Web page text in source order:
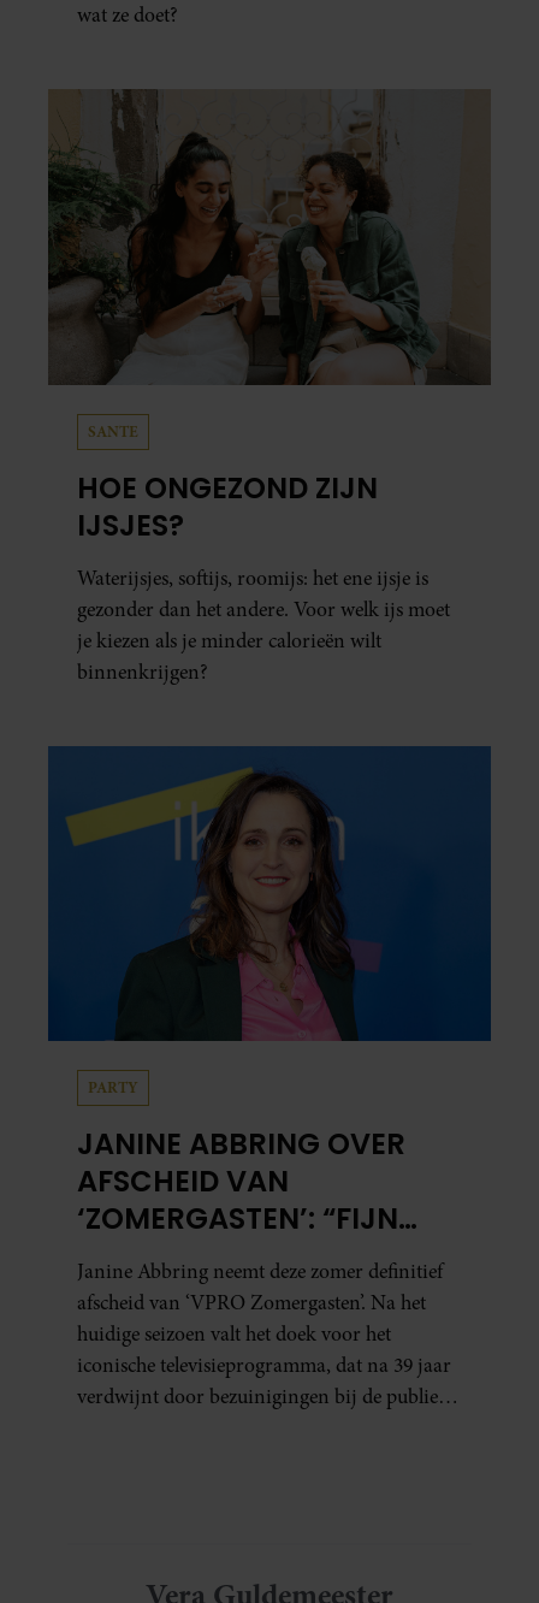
wat ze doet?
SANTE
HOE ONGEZOND ZIJN
IJSJES?
Waterijsjes, softijs, roomijs: het ene ijsje is
gezonder dan het andere. Voor welk ijs moet
je kiezen als je minder calorieën wilt
binnenkrijgen?
PARTY
JANINE ABBRING OVER
AFSCHEID VAN
‘ZOMERGASTEN’: “FIJN
DAT IK HET LICHT MAG
UITDOEN”
Janine Abbring neemt deze zomer definitief
afscheid van ‘VPRO Zomergasten’. Na het
huidige seizoen valt het doek voor het
iconische televisieprogramma, dat na 39 jaar
verdwijnt door bezuinigingen bij de publieke